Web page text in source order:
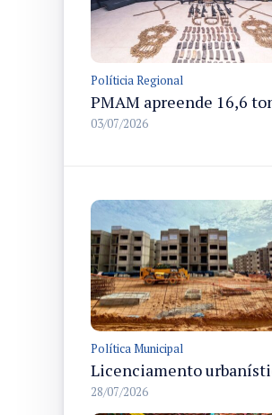
Políticia Regional
03/07/2026
Política Municipal
28/07/2026